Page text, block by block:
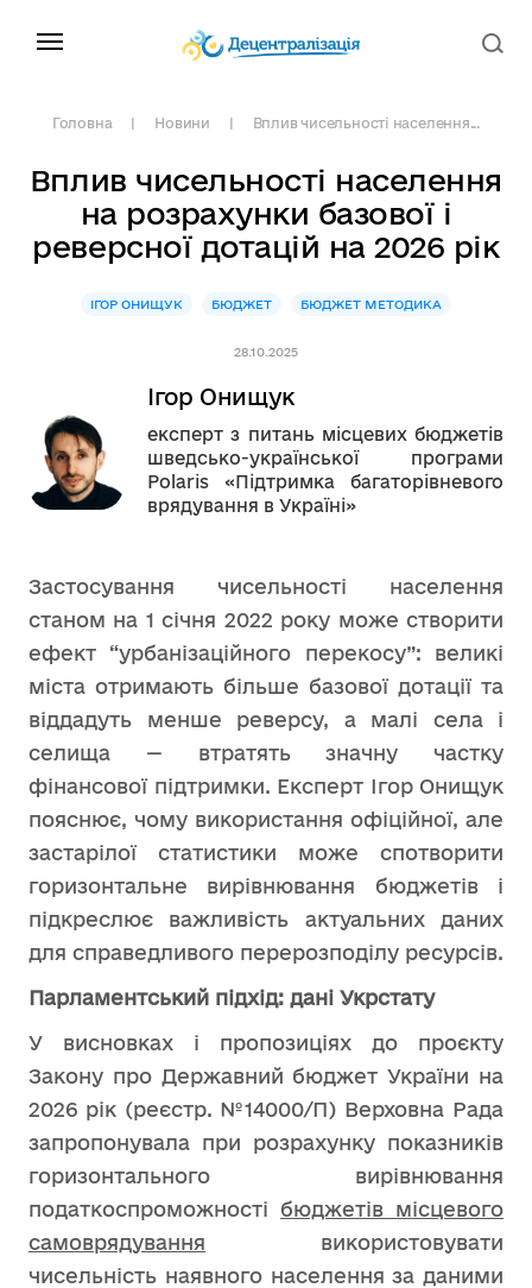
Головна Новини Вплив чисельності населення...
Вплив чисельності населення
на розрахунки базової і
реверсної дотацій на 2026 рік
ІГОР ОНИЩУК БЮДЖЕТ БЮДЖЕТ МЕТОДИКА
28.10.2025
Ігор Онищук
експерт з питань місцевих бюджетів
шведсько-української програми
Polaris «Підтримка багаторівневого
врядування в Україні»
Застосування чисельності населення
станом на 1 січня 2022 року може створити
ефект “урбанізаційного перекосу”: великі
міста отримають більше базової дотації та
віддадуть менше реверсу, а малі села і
селища — втратять значну частку
фінансової підтримки. Експерт Ігор Онищук
пояснює, чому використання офіційної, але
застарілої статистики може спотворити
горизонтальне вирівнювання бюджетів і
підкреслює важливість актуальних даних
для справедливого перерозподілу ресурсів.
Парламентський підхід: дані Укрстату
У висновках і пропозиціях до проєкту
Закону про Державний бюджет України на
2026 рік (реєстр. №14000/П) Верховна Рада
запропонувала при розрахунку показників
горизонтального вирівнювання
податкоспроможності бюджетів місцевого
самоврядування використовувати
чисельність наявного населення за даними